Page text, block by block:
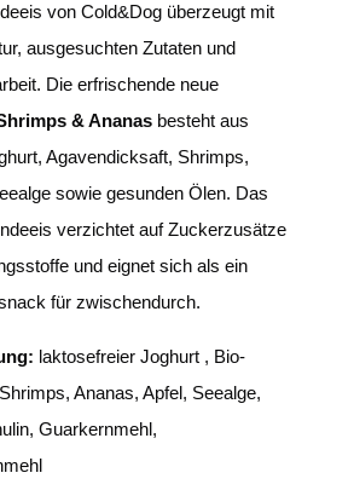
von Cold&Dog überzeugt mit
ausgesuchten Zutaten und
Die erfrischende neue
& Ananasbesteht aus
Agavendicksaft, Shrimps,
sowie gesunden Ölen. Das
verzichtet auf Zuckerzusätze
und eignet sich als ein
für zwischendurch.
laktosefreier Joghurt , Bio-
Ananas, Apfel, Seealge,
Guarkernmehl,